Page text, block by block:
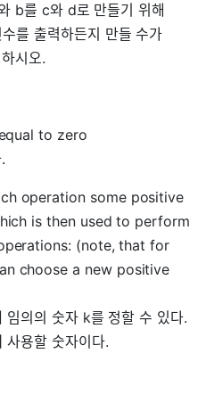
b를 c와 d로 만들기 위해
를 출력하든지 만들 수가
시오.
to zero
operation some positive
is then used to perform
(note, that for
choose a new positive
임의의 숫자 k를 정할 수 있다.
사용할 숫자이다.